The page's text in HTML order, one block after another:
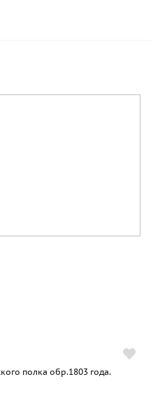
полка обр.1803 года.